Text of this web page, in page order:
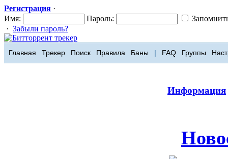
Регистрация ·
Имя:
Пароль:
· Забыли пароль?
Главная Трекер Поиск Правила Баны | FAQ Группы
Информация